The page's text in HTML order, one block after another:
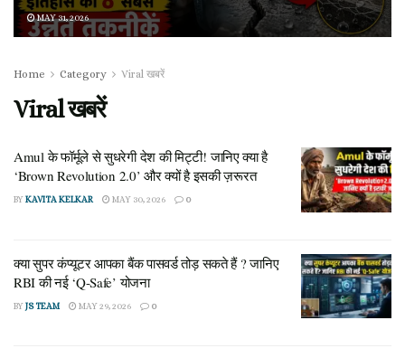
MAY 31, 2026
Home Category Viral खबरें
Viral खबरें
Amul के फॉर्मूले से सुधरेगी देश की मिट्टी! जानिए क्या है
‘Brown Revolution 2.0’ और क्यों है इसकी ज़रूरत
BYKAVITA KELKAR MAY 30, 2026 0
क्या सुपर कंप्यूटर आपका बैंक पासवर्ड तोड़ सकते हैं ? जानिए
RBI की नई ‘Q-Safe’ योजना
BYJS TEAM MAY 29, 2026 0